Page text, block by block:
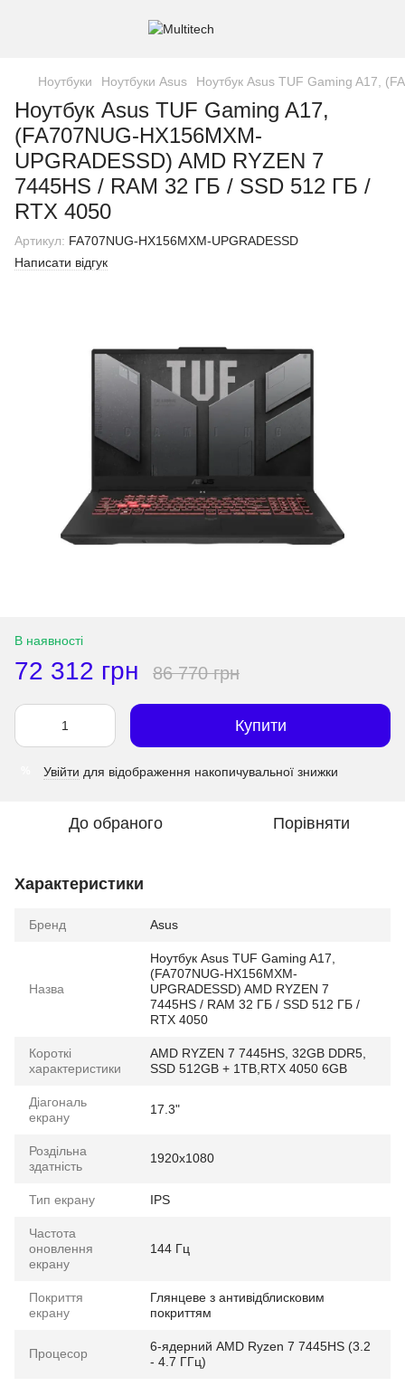
Ноутбуки Ноутбуки Asus Ноутбук Asus TUF Gaming A17,
Ноутбук Asus TUF Gaming A17,
(FA707NUG-HX156MXM-
UPGRADESSD) AMD RYZEN 7
7445HS / RAM 32 ГБ / SSD 512 ГБ /
RTX 4050
Артикул: FA707NUG-HX156MXM-UPGRADESSD
Написати відгук
В наявності
72 312 грн 86 770 грн
Купити
Увійти для відображення накопичувальної знижки
До обраного Порівняти
Характеристики
Бренд Asus
Назва
Ноутбук Asus TUF Gaming A17,
(FA707NUG-HX156MXM-
UPGRADESSD) AMD RYZEN 7
7445HS / RAM 32 ГБ / SSD 512 ГБ /
RTX 4050
Короткі
характеристики
AMD RYZEN 7 7445HS, 32GB DDR5,
SSD 512GB + 1TB,RTX 4050 6GB
Діагональ
екрану
17.3"
Роздільна
здатність
1920x1080
Тип екрану IPS
Частота
оновлення
екрану
144 Гц
Покриття
екрану
Глянцеве з антивідблисковим
покриттям
Процесор
6-ядерний AMD Ryzen 7 7445HS (3.2
- 4.7 ГГц)